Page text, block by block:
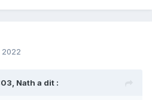
Nath a dit :